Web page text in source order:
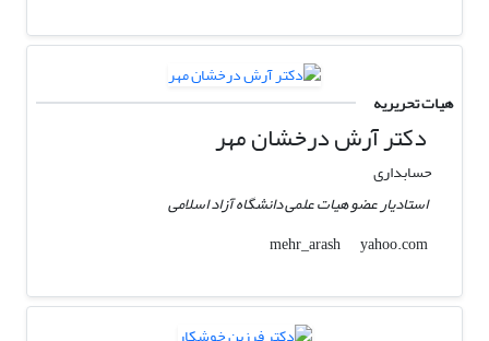
هیات تحریریه
دکتر آرش درخشان مهر
حسابداری
استادیار عضو هیات علمی دانشگاه آزاد اسلامی
mehr_arash
yahoo.com